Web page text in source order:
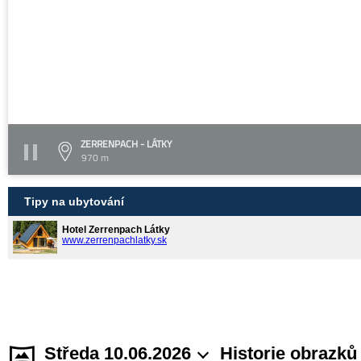
ZERRENPACH - LÁTKY
970 m
Tipy na ubytování
Hotel Zerrenpach Látky
www.zerrenpachlatky.sk
Středa 10.06.2026 Historie obrazků